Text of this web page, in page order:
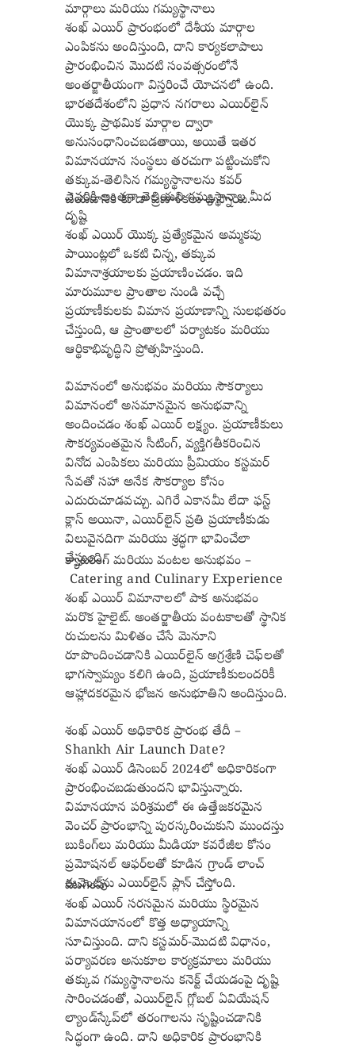
మార్గాలు మరియు గమ్యస్థానాలు
శంఖ్ ఎయిర్ ప్రారంభంలో దేశీయ మార్గాల
ఎంపికను అందిస్తుంది, దాని కార్యకలాపాలు
ప్రారంభించిన మొదటి సంవత్సరంలోనే
అంతర్జాతీయంగా విస్తరించే యోచనలో ఉంది.
భారతదేశంలోని ప్రధాన నగరాలు ఎయిర్‌లైన్
యొక్క ప్రాథమిక మార్గాల ద్వారా
అనుసంధానించబడతాయి, అయితే ఇతర
విమానయాన సంస్థలు తరచుగా పట్టించుకోని
తక్కువ-తెలిసిన గమ్యస్థానాలను కవర్
చేయడానికి కూడా ప్రణాళికలు ఉన్నాయి.
ఎవరికి అంతగా తెలియని గమ్యస్థానాల మీద
దృష్టి
శంఖ్ ఎయిర్ యొక్క ప్రత్యేకమైన అమ్మకపు
పాయింట్లలో ఒకటి చిన్న, తక్కువ
విమానాశ్రయాలకు ప్రయాణించడం. ఇది
మారుమూల ప్రాంతాల నుండి వచ్చే
ప్రయాణీకులకు విమాన ప్రయాణాన్ని సులభతరం
చేస్తుంది, ఆ ప్రాంతాలలో పర్యాటకం మరియు
ఆర్థికాభివృద్ధిని ప్రోత్సహిస్తుంది.
విమానంలో అనుభవం మరియు సౌకర్యాలు
విమానంలో అసమానమైన అనుభవాన్ని
అందించడం శంఖ్ ఎయిర్ లక్ష్యం. ప్రయాణీకులు
సౌకర్యవంతమైన సీటింగ్, వ్యక్తిగతీకరించిన
వినోద ఎంపికలు మరియు ప్రీమియం కస్టమర్
సేవతో సహా అనేక సౌకర్యాల కోసం
ఎదురుచూడవచ్చు. ఎగిరే ఎకానమీ లేదా ఫస్ట్
క్లాస్ అయినా, ఎయిర్‌లైన్ ప్రతి ప్రయాణీకుడు
విలువైనదిగా మరియు శ్రద్ధగా భావించేలా
చేస్తుంది.
క్యాటరింగ్ మరియు వంటల అనుభవం –
Catering and Culinary Experience
శంఖ్ ఎయిర్ విమానాలలో పాక అనుభవం
మరొక హైలైట్. అంతర్జాతీయ వంటకాలతో స్థానిక
రుచులను మిళితం చేసే మెనూని
రూపొందించడానికి ఎయిర్‌లైన్ అగ్రశ్రేణి చెఫ్‌లతో
భాగస్వామ్యం కలిగి ఉంది, ప్రయాణీకులందరికీ
ఆహ్లాదకరమైన భోజన అనుభూతిని అందిస్తుంది.
శంఖ్ ఎయిర్ అధికారిక ప్రారంభ తేదీ –
Shankh Air Launch Date?
శంఖ్ ఎయిర్ డిసెంబర్ 2024లో అధికారికంగా
ప్రారంభించబడుతుందని భావిస్తున్నారు.
విమానయాన పరిశ్రమలో ఈ ఉత్తేజకరమైన
వెంచర్ ప్రారంభాన్ని పురస్కరించుకుని ముందస్తు
బుకింగ్‌లు మరియు మీడియా కవరేజీల కోసం
ప్రమోషనల్ ఆఫర్‌లతో కూడిన గ్రాండ్ లాంచ్
ఈవెంట్‌ను ఎయిర్‌లైన్ ప్లాన్ చేస్తోంది.
ముగింపు
శంఖ్ ఎయిర్ సరసమైన మరియు స్థిరమైన
విమానయానంలో కొత్త అధ్యాయాన్ని
సూచిస్తుంది. దాని కస్టమర్-మొదటి విధానం,
పర్యావరణ అనుకూల కార్యక్రమాలు మరియు
తక్కువ గమ్యస్థానాలను కనెక్ట్ చేయడంపై దృష్టి
సారించడంతో, ఎయిర్‌లైన్ గ్లోబల్ ఏవియేషన్
ల్యాండ్‌స్కేప్‌లో తరంగాలను సృష్టించడానికి
సిద్ధంగా ఉంది. దాని అధికారిక ప్రారంభానికి